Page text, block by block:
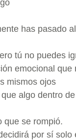
has pasado
tú no puedes
emocional
mismos ojos
algo dentro
que se rompió.
por sí solo